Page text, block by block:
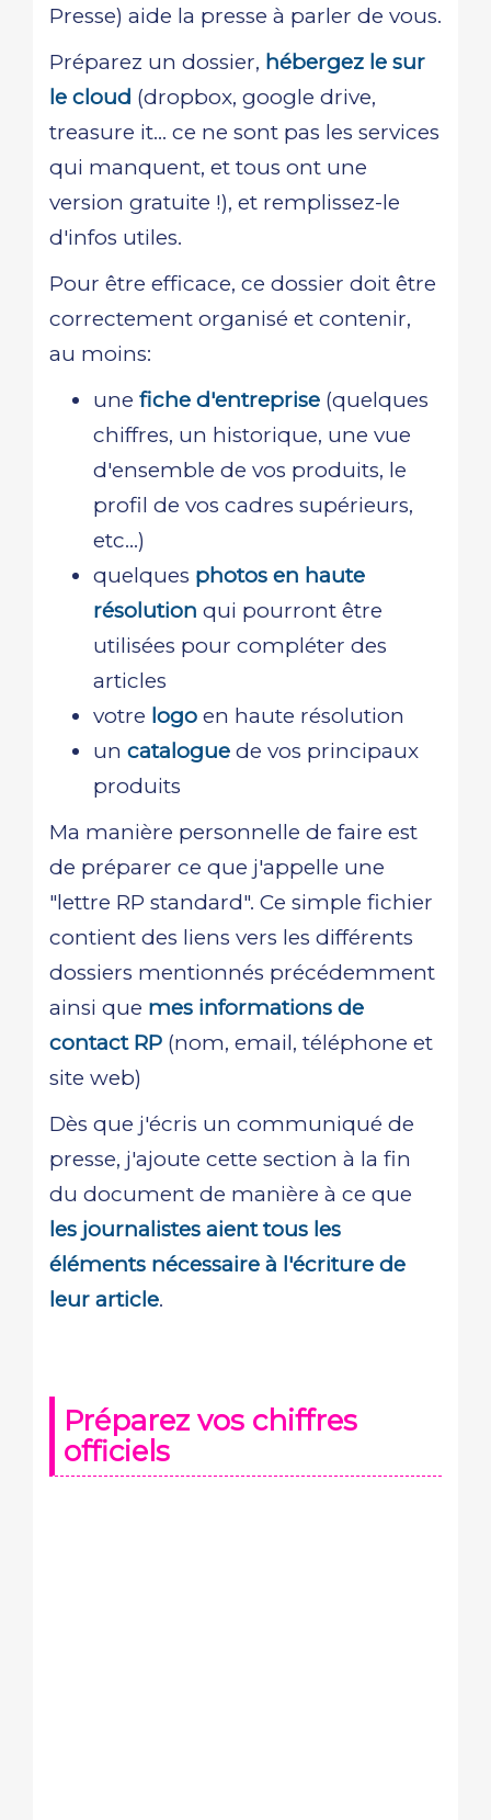
Presse) aide la presse à parler de vous.
Préparez un dossier, hébergez le sur
le cloud (dropbox, google drive,
treasure it... ce ne sont pas les services
qui manquent, et tous ont une
version gratuite !), et remplissez-le
d'infos utiles.
Pour être efficace, ce dossier doit être
correctement organisé et contenir,
au moins:
une fiche d'entreprise (quelques
chiffres, un historique, une vue
d'ensemble de vos produits, le
profil de vos cadres supérieurs,
etc...)
quelques photos en haute
résolution qui pourront être
utilisées pour compléter des
articles
votre logo en haute résolution
un catalogue de vos principaux
produits
Ma manière personnelle de faire est
de préparer ce que j'appelle une
"lettre RP standard". Ce simple fichier
contient des liens vers les différents
dossiers mentionnés précédemment
ainsi que mes informations de
contact RP (nom, email, téléphone et
site web)
Dès que j'écris un communiqué de
presse, j'ajoute cette section à la fin
du document de manière à ce que
les journalistes aient tous les
éléments nécessaire à l'écriture de
leur article.
Préparez vos chiffres
officiels